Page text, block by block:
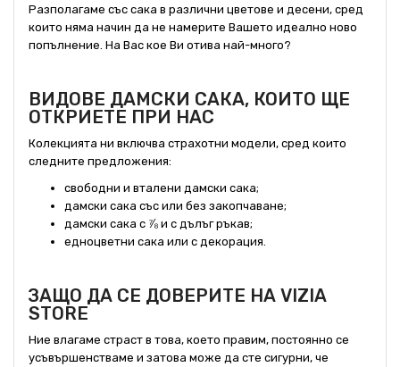
Разполагаме със сака в различни цветове и десени, сред
които няма начин да не намерите Вашето идеално ново
попълнение. На Вас кое Ви отива най-много?
ВИДОВЕ ДАМСКИ САКА, КОИТО ЩЕ
ОТКРИЕТЕ ПРИ НАС
Колекцията ни включва страхотни модели, сред които
следните предложения:
свободни и вталени дамски сака;
дамски сака със или без закопчаване;
дамски сака с ⅞ и с дълъг ръкав;
едноцветни сака или с декорация.
ЗАЩО ДА СЕ ДОВЕРИТЕ НА VIZIA
STORE
Ние влагаме страст в това, което правим, постоянно се
усъвършенстваме и затова може да сте сигурни, че